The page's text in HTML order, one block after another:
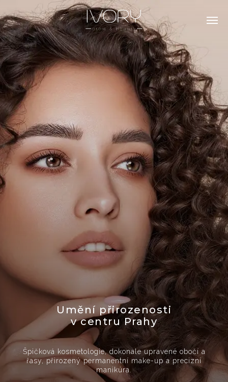
Umění přirozenosti
v centru Prahy
Špičková kosmetologie, dokonale upravené obočí a
řasy, přirozený permanentní make-up a precizní
manikúra.